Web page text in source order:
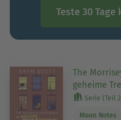
Teste 30
The
geheime
Serie (Teil
Moon Notes